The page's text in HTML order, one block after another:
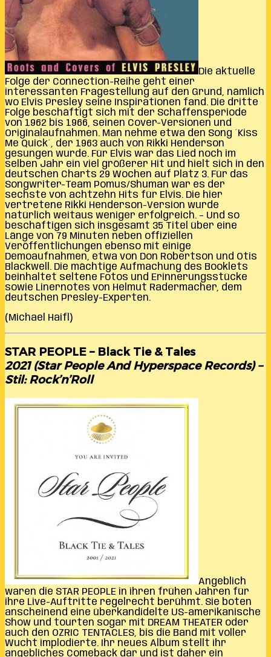
Die aktuelle
Folge der Connection-Reihe geht einer
interessanten Fragestellung auf den Grund, nämlich
wo Elvis Presley seine Inspirationen fand. Die dritte
Folge beschäftigt sich mit der Schaffensperiode
von 1962 bis 1966, seinen Cover-Versionen und
Originalaufnahmen. Man nehme etwa den Song ´Kiss
Me Quick´, der 1963 auch von Rikki Henderson
gesungen wurde. Für Elvis war das Lied noch im
selben Jahr ein viel größerer Hit und hielt sich in den
deutschen Charts 29 Wochen auf Platz 3. Für das
Songwriter-Team Pomus/Shuman war es der
sechste von achtzehn Hits für Elvis. Die hier
vertretene Rikki Henderson-Version wurde
natürlich weitaus weniger erfolgreich. – Und so
beschäftigen sich insgesamt 35 Titel über eine
Länge von 79 Minuten neben offiziellen
Veröffentlichungen ebenso mit einige
Demoaufnahmen, etwa von Don Robertson und Otis
Blackwell. Die mächtige Aufmachung des Booklets
beinhaltet seltene Fotos und Erinnerungsstücke
sowie Linernotes von Helmut Radermacher, dem
deutschen Presley-Experten.
(Michael Haifl)
STAR PEOPLE – Black Tie & Tales
2021 (Star People And Hyperspace Records) –
Stil: Rock’n’Roll
Angeblich
waren die STAR PEOPLE in ihren frühen Jahren für
ihre Live-Auftritte regelrecht berühmt. Sie boten
anscheinend eine überkandidelte US-amerikanische
Show und tourten sogar mit DREAM THEATER oder
auch den OZRIC TENTACLES, bis die Band mit voller
Wucht implodierte. Ihr neues Album stellt ihr
angebliches Comeback dar und ist daher ein